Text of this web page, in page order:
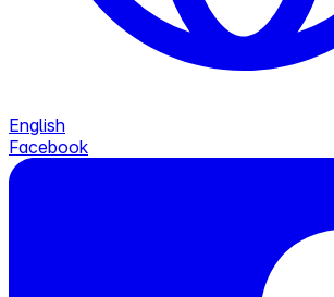
English
Facebook